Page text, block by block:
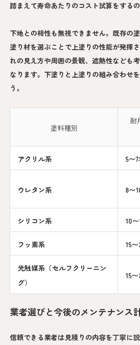
踏まえて寿命あたりのコスト試算をするの
下地との相性も無視できません。既存の
塗り材を選ぶことで上塗りの性能が発揮
れの見え方や周囲の景観、遮熱性なども
なります。下塗りと上塗りの組み合わせ
う。
塗料種別
耐
アクリル系 5〜
ウレタン系 8〜
シリコン系 10
フッ素系 15
光触媒系（セルフクリーニン
グ）
15
業者選びと今後のメンテナンス
信頼できる業者は見積りの内容を丁寧に